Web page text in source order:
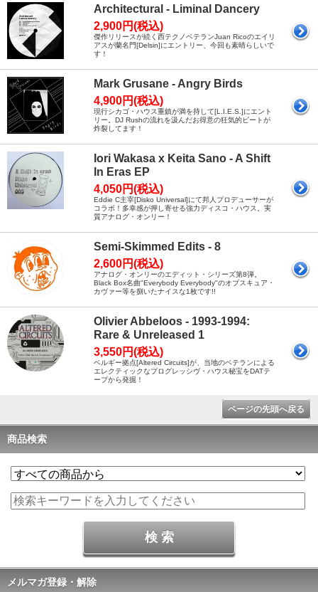
Architectural - Liminal Dancery
2,900円(税込)
傑作リリースが続く西テクノベテランJuan Ricoのエイリ
アスが蘭名門[Delsin]にエントリー、今回も素晴らしいで
す！
Mark Grusane - Angry Birds
4,900円(税込)
現行シカゴ・ハウス重鎮が満を持して[L.I.E.S.]にエント
リー。DJ Rushの流れを汲んだお得意の狂気的ビートが
炸裂してます！
Iori Wakasa x Keita Sano - A Shift
In Eras EP
4,050円(税込)
Eddie C主宰[Disko Universal]にて邦人プロデューサーが
コラボ！多幸感が押し寄せる強力ディスコ・ハウス。実
質アナログ・オンリー！
Semi-Skimmed Edits - 8
2,600円(税込)
アナログ・オンリーのエディット・シリーズ第8弾。
Black Box名曲"Everybody Everybody"のオブスキュア・
カヴァー等を捌いたナイスな1枚です!!
Olivier Abbeloos - 1993-1994:
Rare & Unreleased 1
3,550円(税込)
ベルギー拠点[Altered Circuits]が、当地のベテランによる
エレクティックなプログレッシヴ・ハウス秘宝をDATテ
ープから発掘！
ページの先頭へ戻る
商品検索
メルマガ登録・解除